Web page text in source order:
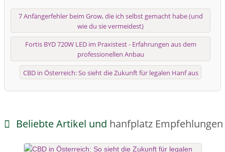
Beliebte Artikel und hanfplatz Empfehlungen
7 Anfängerfehler beim Grow, die ich selbst gemacht habe (und
wie du sie vermeidest)
Fortis BYD 720W LED im Praxistest - Erfahrungen aus dem
professionellen Anbau
CBD in Österreich: So sieht die Zukunft für legalen Hanf aus